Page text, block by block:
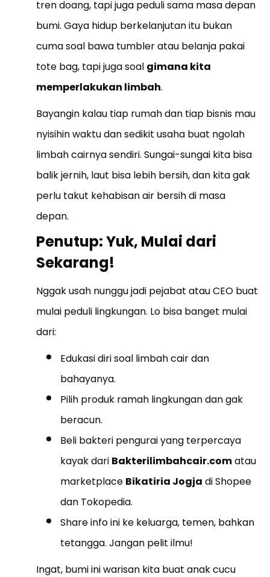
tren doang, tapi juga peduli sama masa depan
bumi. Gaya hidup berkelanjutan itu bukan
cuma soal bawa tumbler atau belanja pakai
tote bag, tapi juga soal gimana kita
memperlakukan limbah.
Bayangin kalau tiap rumah dan tiap bisnis mau
nyisihin waktu dan sedikit usaha buat ngolah
limbah cairnya sendiri. Sungai-sungai kita bisa
balik jernih, laut bisa lebih bersih, dan kita gak
perlu takut kehabisan air bersih di masa
depan.
Penutup: Yuk, Mulai dari
Sekarang!
Nggak usah nunggu jadi pejabat atau CEO buat
mulai peduli lingkungan. Lo bisa banget mulai
dari:
Edukasi diri soal limbah cair dan
bahayanya.
Pilih produk ramah lingkungan dan gak
beracun.
Beli bakteri pengurai yang terpercaya
kayak dari Bakterilimbahcair.comatau
marketplace Bikatiria Jogja di Shopee
dan Tokopedia.
Share info ini ke keluarga, temen, bahkan
tetangga. Jangan pelit ilmu!
Ingat, bumi ini warisan kita buat anak cucu